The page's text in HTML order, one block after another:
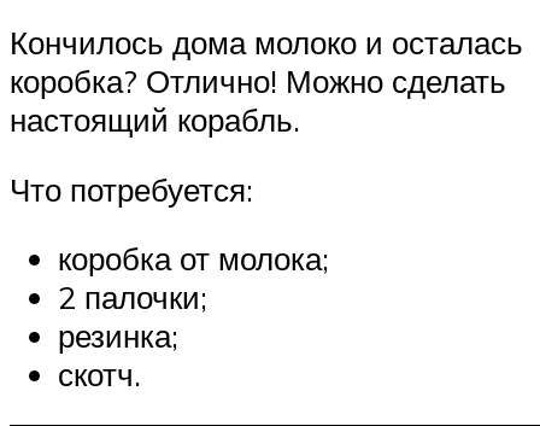
Кончилось дома молоко и осталась
коробка? Отлично! Можно сделать
настоящий корабль.
Что потребуется:
коробка от молока;
2 палочки;
резинка;
скотч.